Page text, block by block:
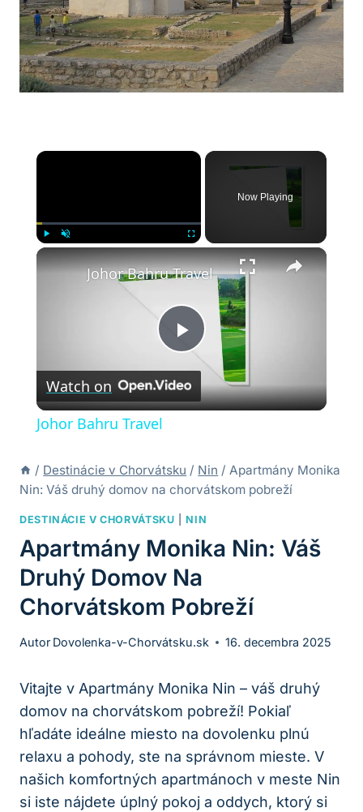
×
Now Playing
×
Play
Video
Johor Bahru Travel
Watch on
Johor Bahru Travel
/ Destinácie v Chorvátsku / Nin / Apartmány Monika
Nin: Váš druhý domov na chorvátskom pobreží
DESTINÁCIE V CHORVÁTSKU |NIN
Apartmány Monika Nin: Váš
Druhý Domov Na
Chorvátskom Pobreží
Autor Dovolenka-v-Chorvátsku.sk 16. decembra 2025
Vitajte v Apartmány Monika Nin – váš druhý
domov na chorvátskom pobreží! Pokiaľ
hľadáte ideálne miesto na dovolenku plnú
relaxu a pohody, ste na správnom mieste. V
našich komfortných apartmánoch v meste Nin
si iste nájdete úplný pokoj a oddych, ktorý si